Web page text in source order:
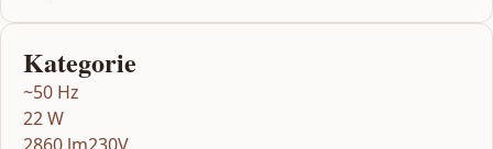
Kategorie
~50 Hz
22 W